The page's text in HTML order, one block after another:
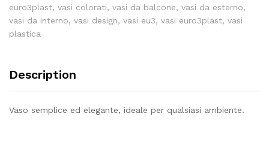
euro3plast, vasi colorati, vasi da balcone, vasi da esterno,
vasi da interno, vasi design, vasi eu3, vasi euro3plast, vasi
plastica
Description
Vaso semplice ed elegante, ideale per qualsiasi ambiente.